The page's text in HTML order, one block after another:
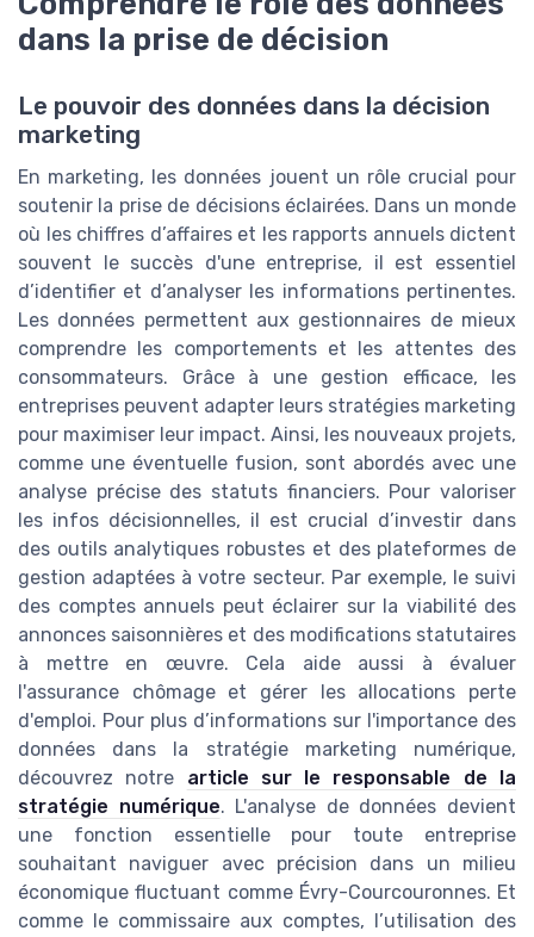
dans la prise de décision
Le pouvoir des données dans la décision
marketing
En marketing, les données jouent un rôle crucial pour
soutenir la prise de décisions éclairées. Dans un monde
où les chiffres d’affaires et les rapports annuels dictent
souvent le succès d'une entreprise, il est essentiel
d’identifier et d’analyser les informations pertinentes.
Les données permettent aux gestionnaires de mieux
comprendre les comportements et les attentes des
consommateurs. Grâce à une gestion efficace, les
entreprises peuvent adapter leurs stratégies marketing
pour maximiser leur impact. Ainsi, les nouveaux projets,
comme une éventuelle fusion, sont abordés avec une
analyse précise des statuts financiers. Pour valoriser
les infos décisionnelles, il est crucial d’investir dans
des outils analytiques robustes et des plateformes de
gestion adaptées à votre secteur. Par exemple, le suivi
des comptes annuels peut éclairer sur la viabilité des
annonces saisonnières et des modifications statutaires
à mettre en œuvre. Cela aide aussi à évaluer
l'assurance chômage et gérer les allocations perte
d'emploi. Pour plus d’informations sur l'importance des
données dans la stratégie marketing numérique,
découvrez notre article sur le responsable de la
stratégie numérique. L'analyse de données devient
une fonction essentielle pour toute entreprise
souhaitant naviguer avec précision dans un milieu
économique fluctuant comme Évry-Courcouronnes. Et
comme le commissaire aux comptes, l’utilisation des